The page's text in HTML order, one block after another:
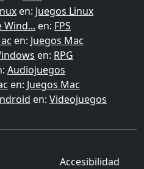
en: Juegos Linux
en: FPS
en: Juegos Mac
en: RPG
Audiojuegos
en: Juegos Mac
en: Videojuegos
Accesibilidad